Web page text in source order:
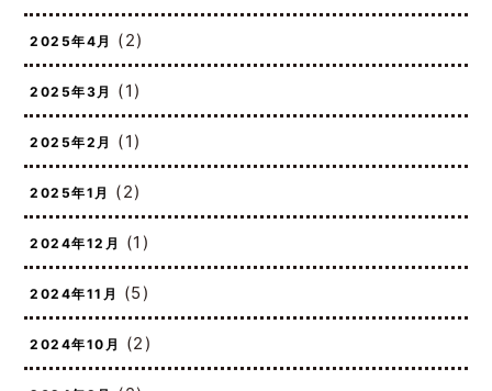
2025年5月(2)
2025年4月(2)
2025年3月(1)
2025年2月(1)
2025年1月(2)
2024年12月 (1)
2024年11月(5)
2024年10月 (2)